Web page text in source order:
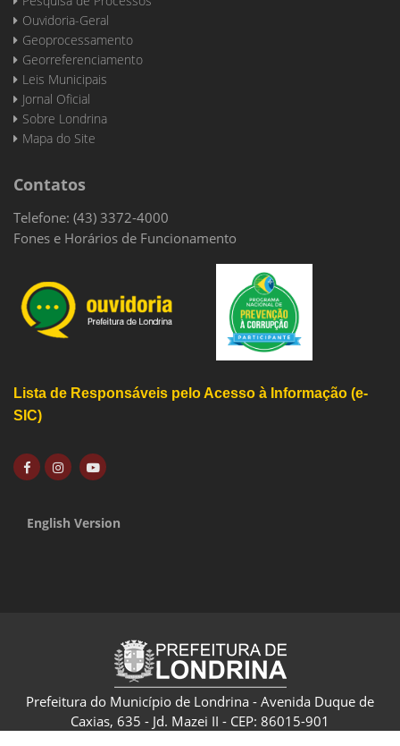
Ouvidoria-Geral
Geoprocessamento
Georreferenciamento
Leis Municipais
Jornal Oficial
Sobre Londrina
Mapa do Site
Contatos
Telefone: (43) 3372-4000
Fones e Horários de Funcionamento
Lista de Responsáveis pelo Acesso à Informação (e-
SIC)
English Version
Prefeitura do Município de Londrina - Avenida Duque de
Caxias, 635 - Jd. Mazei II - CEP: 86015-901